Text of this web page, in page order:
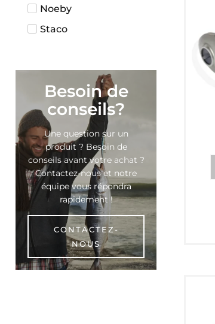
Noeby
Staco
Besoin de
conseils?
Une question sur un
produit ? Besoin de
conseils avant votre achat ?
Contactez-nous et notre
équipe vous répondra
rapidement !
CONTACTEZ-
NOUS